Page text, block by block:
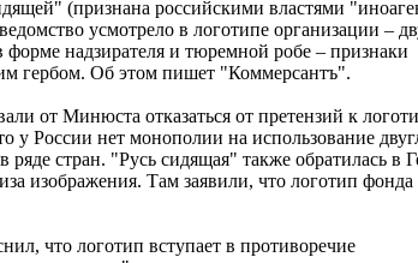
(признана российскими властями
усмотрело в логотипе организации –
надзирателя и тюремной робе – признаки
гербом. Об этом пишет "Коммерсантъ".
от Минюста отказаться от претензий к
у России нет монополии на использование
ряде стран. "Русь сидящая" также обратилась в
изображения. Там заявили, что логотип фонда
что логотип вступает в противоречие